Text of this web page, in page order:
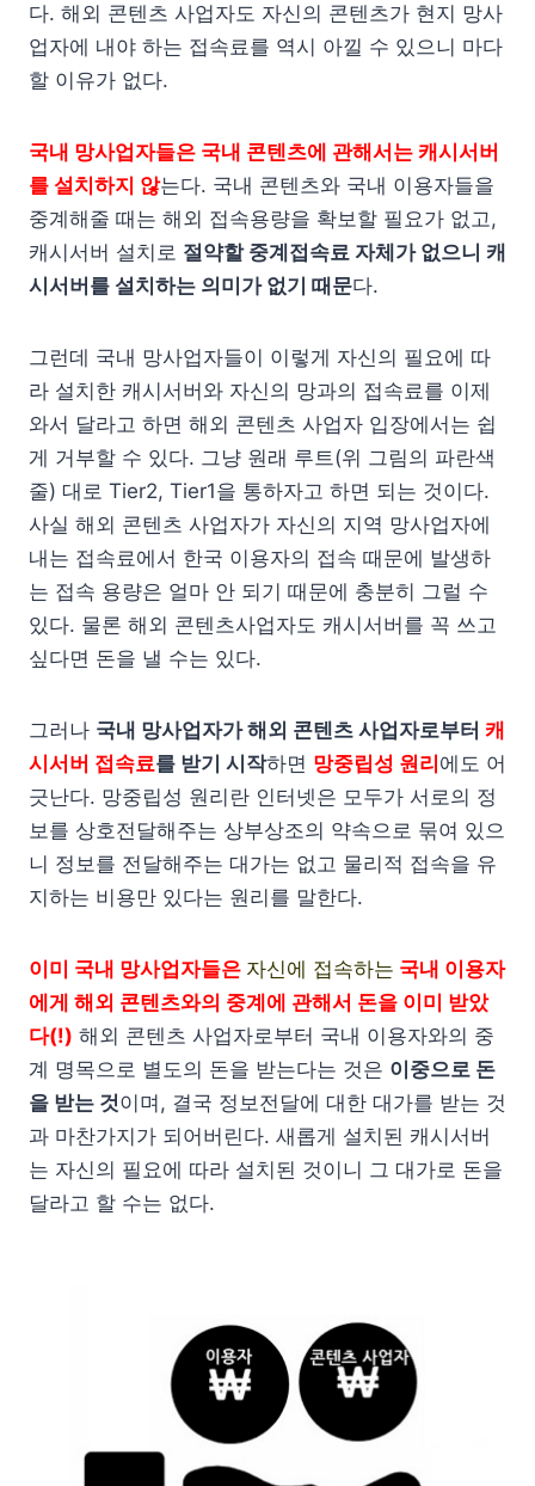
다. 해외 콘텐츠 사업자도 자신의 콘텐츠가 현지 망사
업자에 내야 하는 접속료를 역시 아낄 수 있으니 마다
할 이유가 없다.
국내 망사업자들은 국내 콘텐츠에 관해서는 캐시서버
를 설치하지 않는다. 국내 콘텐츠와 국내 이용자들을
중계해줄 때는 해외 접속용량을 확보할 필요가 없고,
캐시서버 설치로 절약할 중계접속료 자체가 없으니 캐
시서버를 설치하는 의미가 없기 때문다.
그런데 국내 망사업자들이 이렇게 자신의 필요에 따
라 설치한 캐시서버와 자신의 망과의 접속료를 이제
와서 달라고 하면 해외 콘텐츠 사업자 입장에서는 쉽
게 거부할 수 있다. 그냥 원래 루트(위 그림의 파란색
줄) 대로 Tier2, Tier1을 통하자고 하면 되는 것이다.
사실 해외 콘텐츠 사업자가 자신의 지역 망사업자에
내는 접속료에서 한국 이용자의 접속 때문에 발생하
는 접속 용량은 얼마 안 되기 때문에 충분히 그럴 수
있다. 물론 해외 콘텐츠사업자도 캐시서버를 꼭 쓰고
싶다면 돈을 낼 수는 있다.
그러나 국내 망사업자가 해외 콘텐츠 사업자로부터 캐
시서버 접속료를 받기 시작하면 망중립성 원리 에도 어
긋난다. 망중립성 원리란 인터넷은 모두가 서로의 정
보를 상호전달해주는 상부상조의 약속으로 묶여 있으
니 정보를 전달해주는 대가는 없고 물리적 접속을 유
지하는 비용만 있다는 원리를 말한다.
이미 국내 망사업자들은 자신에 접속하는 국내 이용자
에게 해외 콘텐츠와의 중계에 관해서 돈을 이미 받았
다(!) 해외 콘텐츠 사업자로부터 국내 이용자와의 중
계 명목으로 별도의 돈을 받는다는 것은 이중으로 돈
을 받는 것이며, 결국 정보전달에 대한 대가를 받는 것
과 마찬가지가 되어버린다. 새롭게 설치된 캐시서버
는 자신의 필요에 따라 설치된 것이니 그 대가로 돈을
달라고 할 수는 없다.